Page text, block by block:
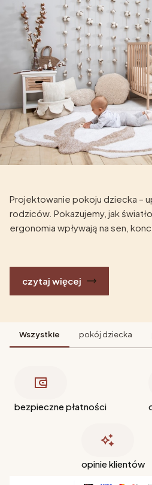
Projektowanie pokoju dziecka –
rodziców. Pokazujemy, jak
ergonomia wpływają na sen,
czytaj więcej
Wszystkie pokój dziecka
bezpieczne płatności
opinie klientów